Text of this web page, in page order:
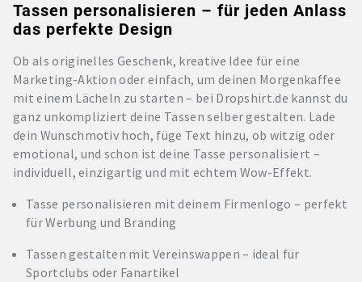
Tassen personalisieren – für jeden Anlass
das perfekte Design
Ob als originelles Geschenk, kreative Idee für eine
Marketing-Aktion oder einfach, um deinen Morgenkaffee
mit einem Lächeln zu starten – bei Dropshirt.de kannst du
ganz unkompliziert deine Tassen selber gestalten. Lade
dein Wunschmotiv hoch, füge Text hinzu, ob witzig oder
emotional, und schon ist deine Tasse personalisiert –
individuell, einzigartig und mit echtem Wow-Effekt.
Tasse personalisieren mit deinem Firmenlogo – perfekt
für Werbung und Branding
Tassen gestalten mit Vereinswappen – ideal für
Sportclubs oder Fanartikel